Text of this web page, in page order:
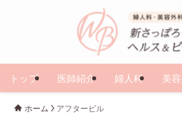
トップ 医師紹介 婦人科 美
ホーム アフターピル